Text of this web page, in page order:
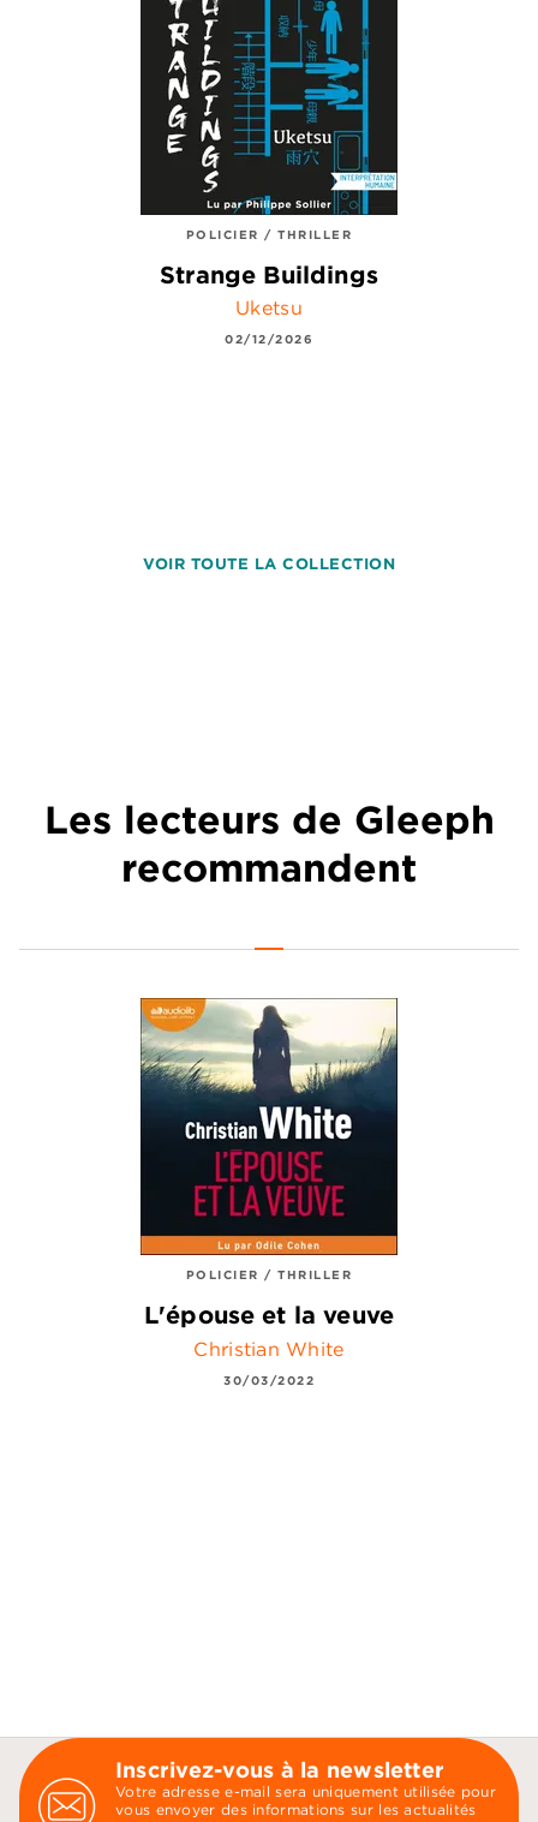
POLICIER / THRILLER
Strange Buildings
Uketsu
02/12/2026
VOIR TOUTE LA COLLECTION
Les lecteurs de Gleeph
recommandent
POLICIER / THRILLER
L'épouse et la veuve
Christian White
30/03/2022
Inscrivez-vous à la newsletter
Votre adresse e-mail sera uniquement utilisée pour
vous envoyer des informations sur les actualités